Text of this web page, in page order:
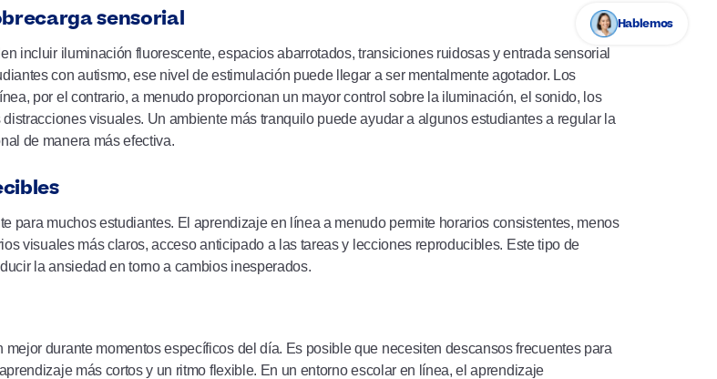
sensorial
incluir iluminación fluorescente, espacios abarrotados, transiciones ruidosas y entrada sensorial
con autismo, ese nivel de estimulación puede llegar a ser mentalmente agotador. Los
por el contrario, a menudo proporcionan un mayor control sobre la iluminación, el sonido, los
visuales. Un ambiente más tranquilo puede ayudar a algunos estudiantes a regular la
de manera más efectiva.
para muchos estudiantes. El aprendizaje en línea a menudo permite horarios consistentes, menos
visuales más claros, acceso anticipado a las tareas y lecciones reproducibles. Este tipo de
la ansiedad en torno a cambios inesperados.
durante momentos específicos del día. Es posible que necesiten descansos frecuentes para
más cortos y un ritmo flexible. En un entorno escolar en línea, el aprendizaje
Hablemos